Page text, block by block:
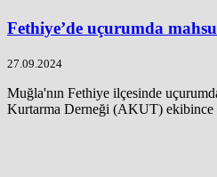
Fethiye’de uçurumda
27.09.2024
Muğla'nın Fethiye ilçesinde
Kurtarma Derneği (AKUT) ekibince